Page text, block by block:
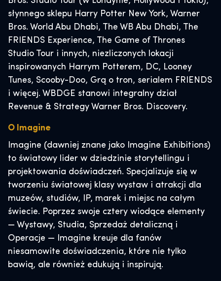
słynnego sklepu Harry Potter New York, Warner
Bros. World Abu Dhabi, The WB Abu Dhabi, The
FRIENDS Experience, The Game of Thrones
Studio Tour i innych, niezliczonych lokacji
inspirowanych Harrym Potterem, DC, Looney
Tunes, Scooby-Doo, Grą o tron, serialem FRIENDS
i więcej. WBDGE stanowi integralny dział
Revenue & Strategy Warner Bros. Discovery.
O Imagine
Imagine (dawniej znane jako Imagine Exhibitions)
to światowy lider w dziedzinie storytellingu i
projektowania doświadczeń. Specjalizuje się w
tworzeniu światowej klasy wystaw i atrakcji dla
muzeów, studiów, IP, marek i miejsc na całym
świecie. Poprzez swoje cztery wiodące elementy
— Wystawy, Studia, Sprzedaż detaliczną i
Operacje — Imagine kreuje dla fanów
niesamowite doświadczenia, które nie tylko
bawią, ale również edukują i inspirują.